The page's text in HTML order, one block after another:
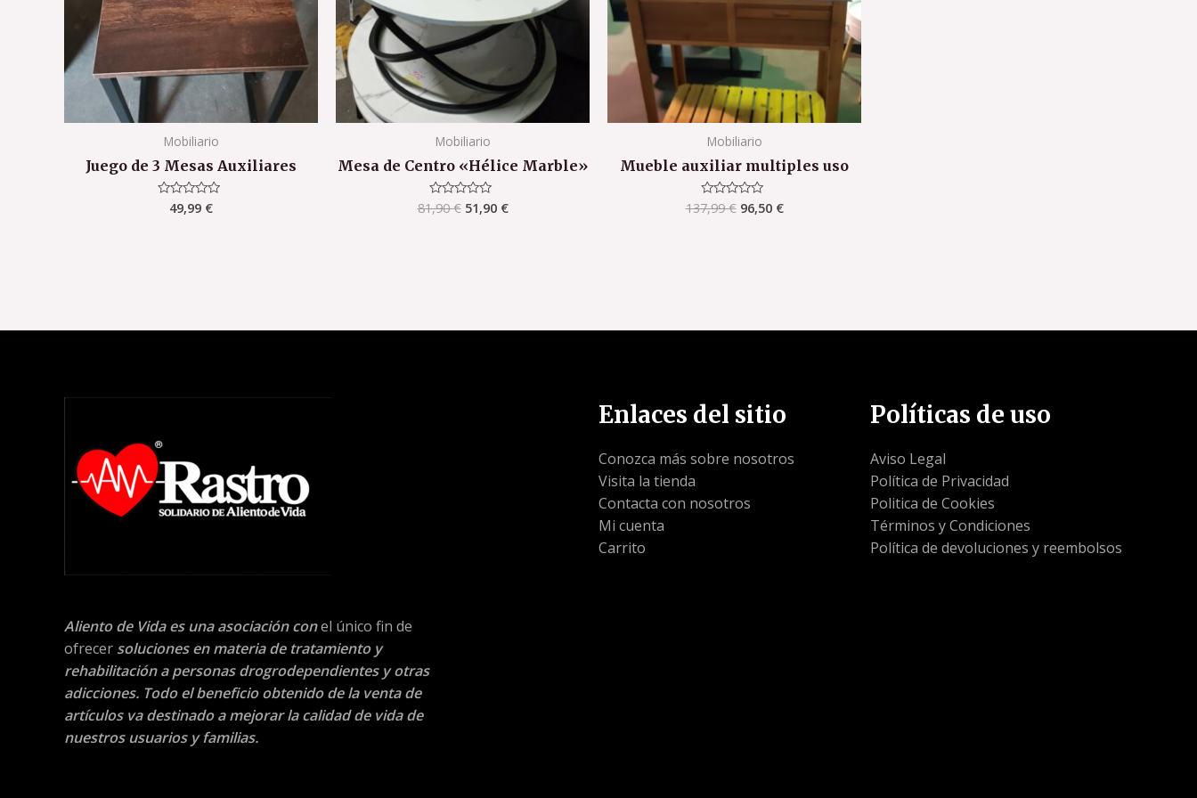
Mobiliario
Juego de 3 Mesas Auxiliares
Valorado
con
49,99 €
Mobiliario
Mesa de Centro «Hélice Marble»
Valorado
con
81,90€ 51,90 €
Mobiliario
Mueble auxiliar multiples uso
Valorado
con
137,99€ 96,50 €
Aliento de Vida es una asociación conel único fin de
ofrecer soluciones en materia de tratamiento y
rehabilitación a personas drogrodependientes y otras
adicciones. Todo el beneficio obtenido de la venta de
artículos va destinado a mejorar la calidad de vida de
nuestros usuarios y familias.
Enlaces del sitio
Conozca más sobre nosotros
Visita la tienda
Contacta con nosotros
Mi cuenta
Carrito
Políticas de uso
Aviso Legal
Política de Privacidad
Politica de Cookies
Términos y Condiciones
Política de devoluciones y reembolsos